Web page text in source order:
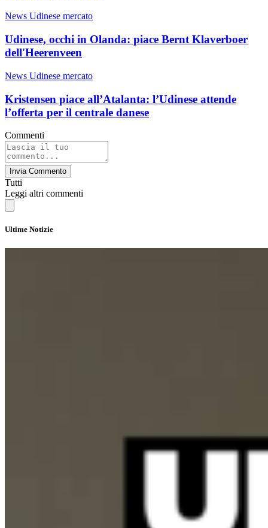
News Udinese mercato
Udinese, occhi in Olanda: piace Bernt Klaverboer
dell'Heerenveen
News Udinese mercato
Kristensen piace all’Atalanta: l’Udinese attende
l’offerta per il centrale danese
Commenti
Invia Commento
Tutti
Leggi altri commenti
Ultime Notizie